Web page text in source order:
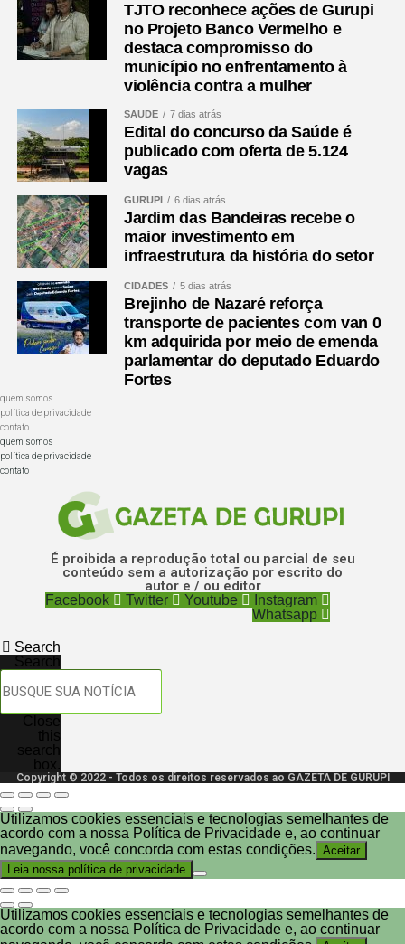
TJTO reconhece ações de Gurupi
no Projeto Banco Vermelho e
destaca compromisso do
município no enfrentamento à
violência contra a mulher
SAÚDE 7 dias atrás
Edital do concurso da Saúde é
publicado com oferta de 5.124
vagas
GURUPI 6 dias atrás
Jardim das Bandeiras recebe o
maior investimento em
infraestrutura da história do setor
CIDADES 5 dias atrás
Brejinho de Nazaré reforça
transporte de pacientes com van 0
km adquirida por meio de emenda
parlamentar do deputado Eduardo
Fortes
quem somos
política de privacidade
contato
quem somos
política de privacidade
contato
É proibida a reprodução total ou parcial de seu
conteúdo sem a autorização por escrito do
autor e / ou editor
Facebook Twitter Youtube
Instagram
Whatsapp
Search
Search
Close
this
search
box.
Copyright © 2022 - Todos os direitos reservados ao GAZETA DE GURUPI
Utilizamos cookies essenciais e tecnologias semelhantes de
acordo com a nossa Política de Privacidade e, ao continuar
navegando, você concorda com estas condições. Aceitar
Leia nossa política de privacidade
Utilizamos cookies essenciais e tecnologias semelhantes de
acordo com a nossa Política de Privacidade e, ao continuar